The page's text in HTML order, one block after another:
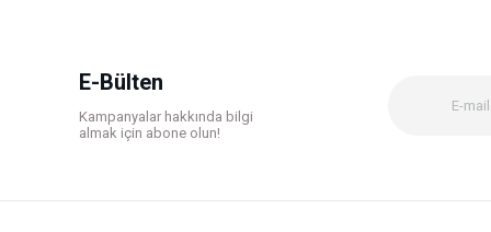
Bu ürüne benzer farklı alternatifler olmalı.
E-Bülten
Kampanyalar hakkında bilgi
almak için abone olun!